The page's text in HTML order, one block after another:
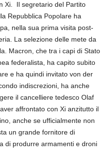
Xi. Il segretario del Partito
Repubblica Popolare ha
nella sua prima visita post-
La selezione delle mete da
Macron, che tra i capi di Stato
federalista, ha capito subito
e ha quindi invitato von der
indiscrezioni, ha anche
il cancelliere tedesco Olaf
affrontato con Xi anzitutto il
anche se ufficialmente non
un grande fornitore di
di produrre armamenti e droni